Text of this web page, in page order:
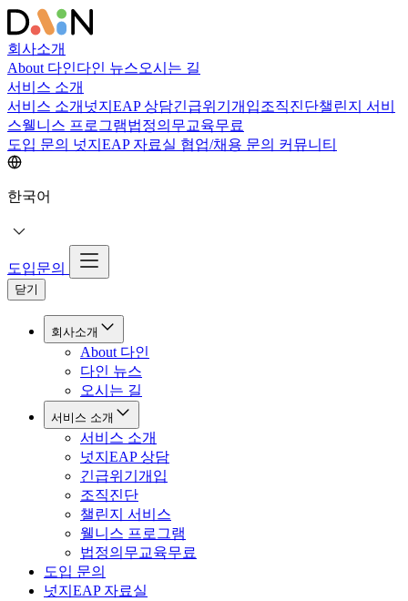
회사소개
About 다인다인 뉴스오시는 길
서비스 소개
서비스 소개 넛지EAP 상담긴급위기개입조직진단챌린지 서비
스웰니스 프로그램법정의무교육무료
도입 문의 넛지EAP 자료실 협업/채용 문의 커뮤니티
한국어
도입문의
닫기
회사소개
About 다인
다인 뉴스
오시는 길
서비스 소개
서비스 소개
넛지EAP 상담
긴급위기개입
조직진단
챌린지 서비스
웰니스 프로그램
법정의무교육무료
도입 문의
넛지EAP 자료실